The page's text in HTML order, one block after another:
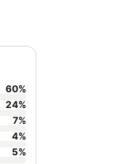
60%
24%
7%
4%
5%